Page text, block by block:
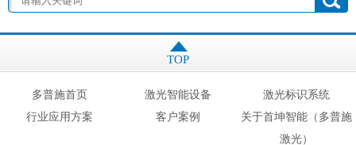
TOP
多普施首页 激光智能设备
激光标识系统
行业应用方案
客户案例
关于首坤智能（多普施
激光）